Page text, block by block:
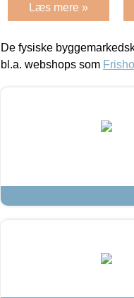
Læs mere »
De fysiske
bl.a. webshops som